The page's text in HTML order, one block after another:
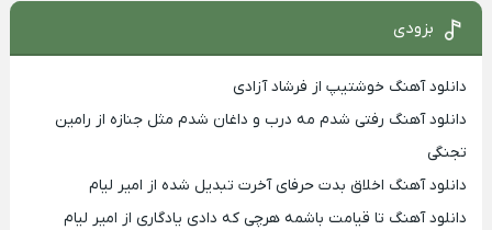
بزودی
دانلود آهنگ خوشتیپ از فرشاد آزادی
دانلود آهنگ رفتی شدم مه درب و داغان شدم مثل جنازه از رامین
تجنگی
دانلود آهنگ اخلاق بدت حرفای آخرت تبدیل شده از امیر لیام
دانلود آهنگ تا قیامت باشمه هرچی که دادی یادگاری از امیر لیام